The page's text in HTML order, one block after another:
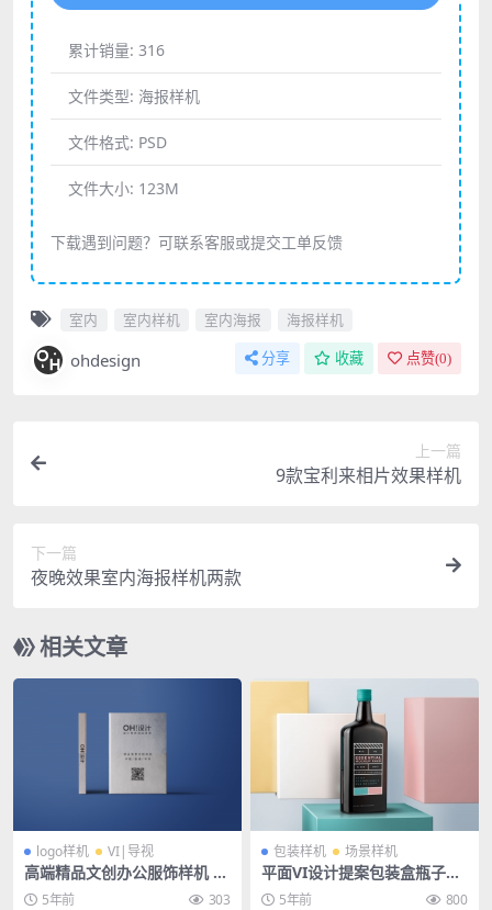
累计销量: 316
文件类型: 海报样机
文件格式: PSD
文件大小: 123M
下载遇到问题？可联系客服或提交工单反馈
室内 室内样机 室内海报 海报样机
ohdesign 分享 收藏 点赞(0)
上一篇
9款宝利来相片效果样机
下一篇
夜晚效果室内海报样机两款
相关文章
logo样机 VI|导视
高端精品文创办公服饰样机 —
书籍画册书本
5年前 303
包装样机 场景样机
平面VI设计提案包装盒瓶子纸
袋智能贴图样机PSD模板
5年前 800